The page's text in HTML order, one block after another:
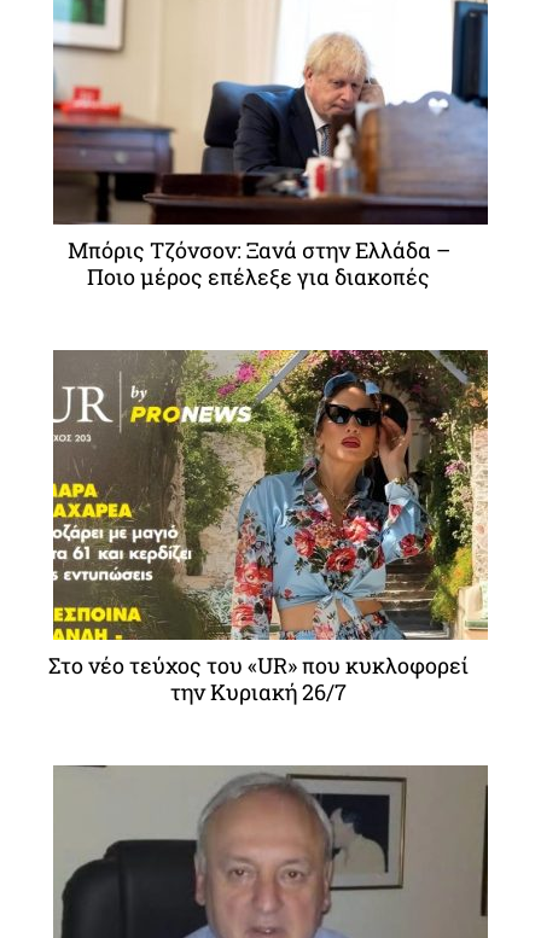
Μπόρις Τζόνσον: Ξανά στην Ελλάδα –
Ποιο μέρος επέλεξε για διακοπές
Στο νέο τεύχος του «UR» που κυκλοφορεί
την Κυριακή 26/7